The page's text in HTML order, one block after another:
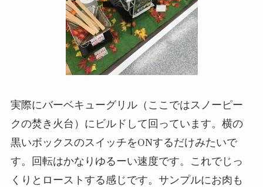
実際にバーベキューグリル（ここではスノーピー
クの焚き火台）にビルドして回っています。横の
黒いボックスのスイッチをONするだけみたいで
す。回転はかなりゆるーい速度です。これでじっ
くりとローストする感じです。サンプルにお肉も